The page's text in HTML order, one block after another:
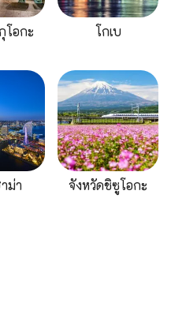
โอกะ โกเบ
ม่า จังหวัดชิซูโอกะ